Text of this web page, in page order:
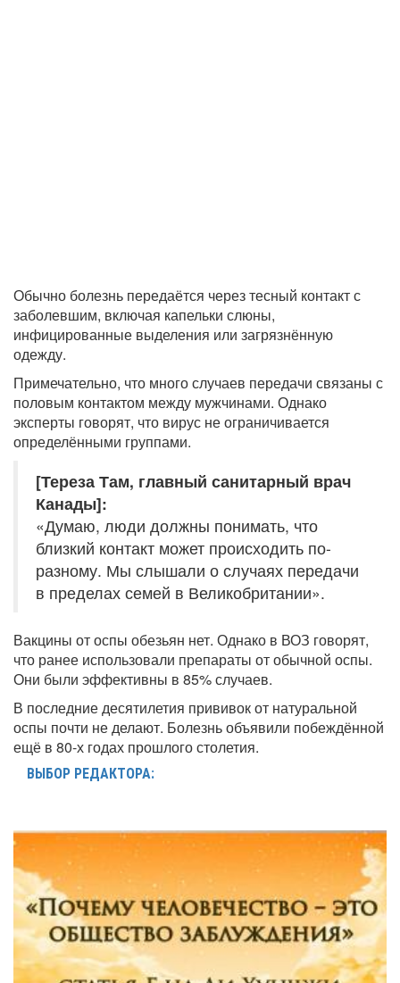
Обычно болезнь передаётся через тесный контакт с
заболевшим, включая капельки слюны,
инфицированные выделения или загрязнённую
одежду.
Примечательно, что много случаев передачи связаны с
половым контактом между мужчинами. Однако
эксперты говорят, что вирус не ограничивается
определёнными группами.
[Тереза Там, главный санитарный врач
Канады]:
«Думаю, люди должны понимать, что
близкий контакт может происходить по-
разному. Мы слышали о случаях передачи
в пределах семей в Великобритании».
Вакцины от оспы обезьян нет. Однако в ВОЗ говорят,
что ранее использовали препараты от обычной оспы.
Они были эффективны в 85% случаев.
В последние десятилетия прививок от натуральной
оспы почти не делают. Болезнь объявили побеждённой
ещё в 80-х годах прошлого столетия.
ВЫБОР РЕДАКТОРА: